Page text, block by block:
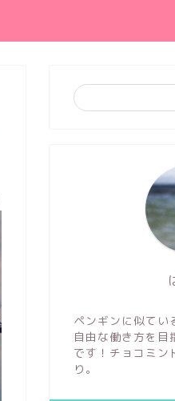
ペンギンに似てい
自由な働き方を目
です！チョコミン
り。